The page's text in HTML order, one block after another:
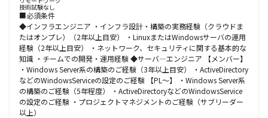
技術試験なし
■必須条件
◆インフラエンジニア ・インフラ設計・構築の実務経験（クラウドま
たはオンプレ）（2年以上目安） ・LinuxまたはWindowsサーバの運用
経験（2年以上目安） ・ネットワーク、セキュリティに関する基本的な
知識 ・チームでの開発・運用経験 ◆サーバ―エンジニア 【メンバー】
・Windows Server系の構築のご経験（3年以上目安） ・ActiveDirectory
などのWindowsServiceの設定のご経験 【PL～】 ・Windows Server系
の構築のご経験（5年程度） ・ActiveDirectoryなどのWindowsService
の設定のご経験 ・プロジェクトマネジメントのご経験（サブリーダー
以上）